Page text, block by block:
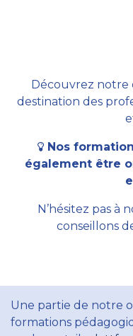
Découvrez notre
destination des
Nos
également être
N’hésitez pas à
conseillons
Une partie de notre
formations